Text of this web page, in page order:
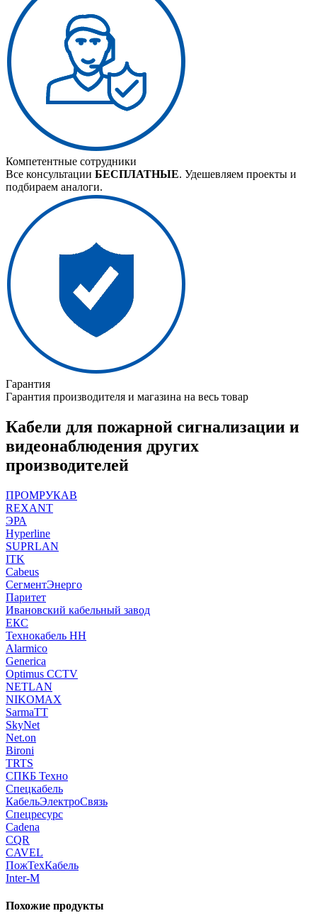
Компетентные сотрудники
Все консультации БЕСПЛАТНЫЕ. Удешевляем проекты и
подбираем аналоги.
Гарантия
Гарантия производителя и магазина на весь товар
Кабели для пожарной сигнализации и
видеонаблюдения других
производителей
ПРОМРУКАВ
REXANT
ЭРА
Hyperline
SUPRLAN
ITK
Cabeus
СегментЭнерго
Паритет
Ивановский кабельный завод
ЕКС
Технокабель НН
Alarmico
Generica
Optimus CCTV
NETLAN
NIKOMAX
SarmaTT
SkyNet
Net.on
Bironi
TRTS
СПКБ Техно
Спецкабель
КабельЭлектроСвязь
Спецресурс
Cadena
CQR
CAVEL
ПожТехКабель
Inter-M
Похожие продукты